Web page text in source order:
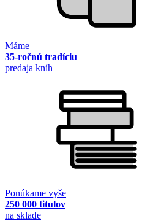
Máme
35-ročnú tradíciu
predaja kníh
Ponúkame vyše
250 000 titulov
na sklade